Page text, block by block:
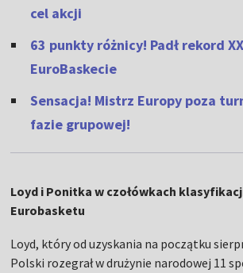
cel akcji
63 punkty różnicy! Padł rekord
EuroBaskecie
Sensacja! Mistrz Europy poza
fazie grupowej!
Loyd i Ponitka w czołówkach
Eurobasketu
Loyd, który od uzyskania na początku
Polski rozegrał w drużynie narodowej 11